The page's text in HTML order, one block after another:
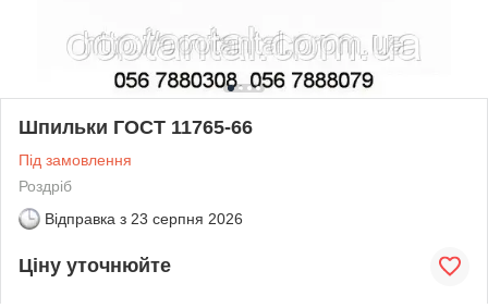
Шпильки ГОСТ 11765-66
Під замовлення
Роздріб
Відправка з 23 серпня 2026
Ціну уточнюйте